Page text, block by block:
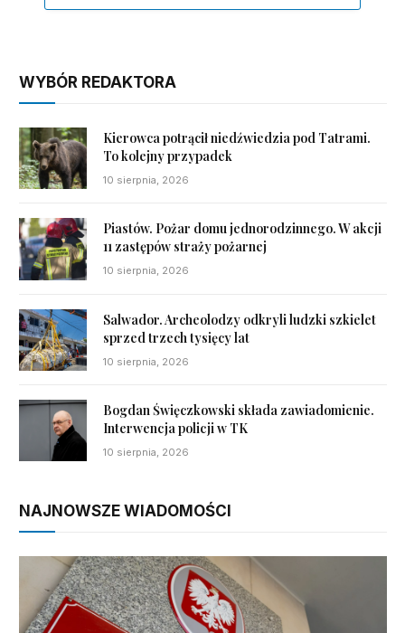
WYBÓR REDAKTORA
Kierowca potrącił niedźwiedzia pod Tatrami.
To kolejny przypadek
10 sierpnia, 2026
Piastów. Pożar domu jednorodzinnego. W akcji
11 zastępów straży pożarnej
10 sierpnia, 2026
Salwador. Archeolodzy odkryli ludzki szkielet
sprzed trzech tysięcy lat
10 sierpnia, 2026
Bogdan Święczkowski składa zawiadomienie.
Interwencja policji w TK
10 sierpnia, 2026
NAJNOWSZE WIADOMOŚCI